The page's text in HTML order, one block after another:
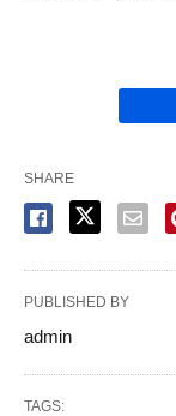
SHARE
PUBLISHED BY
admin
TAGS: